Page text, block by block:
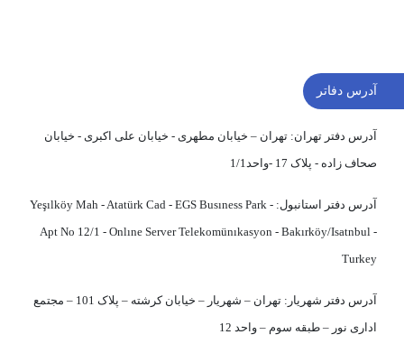
آدرس دفاتر
آدرس دفتر تهران: تهران – خیابان مطهری - خیابان علی اکبری - خیابان
صحاف زاده - پلاک 17 -واحد1/1
آدرس دفتر استانبول: Yeşılköy Mah - Atatürk Cad - EGS Busıness Park -
Apt No 12/1 - Onlıne Server Telekomünıkasyon - Bakırköy/Isatnbul -
Turkey
آدرس دفتر شهریار:
تهران – شهریار – خیابان کرشته – پلاک 101 – مجتمع
اداری نور – طبقه سوم – واحد 12